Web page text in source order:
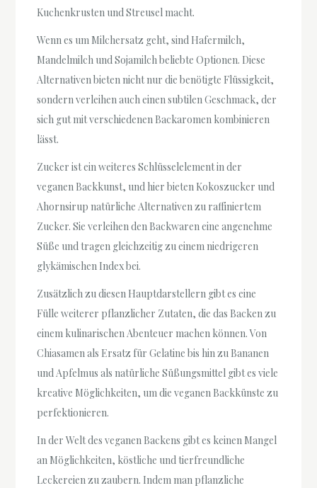
Kuchenkrusten und Streusel macht.
Wenn es um Milchersatz geht, sind Hafermilch,
Mandelmilch und Sojamilch beliebte Optionen. Diese
Alternativen bieten nicht nur die benötigte Flüssigkeit,
sondern verleihen auch einen subtilen Geschmack, der
sich gut mit verschiedenen Backaromen kombinieren
lässt.
Zucker ist ein weiteres Schlüsselelement in der
veganen Backkunst, und hier bieten Kokoszucker und
Ahornsirup natürliche Alternativen zu raffiniertem
Zucker. Sie verleihen den Backwaren eine angenehme
Süße und tragen gleichzeitig zu einem niedrigeren
glykämischen Index bei.
Zusätzlich zu diesen Hauptdarstellern gibt es eine
Fülle weiterer pflanzlicher Zutaten, die das Backen zu
einem kulinarischen Abenteuer machen können. Von
Chiasamen als Ersatz für Gelatine bis hin zu Bananen
und Apfelmus als natürliche Süßungsmittel gibt es viele
kreative Möglichkeiten, um die veganen Backkünste zu
perfektionieren.
In der Welt des veganen Backens gibt es keinen Mangel
an Möglichkeiten, köstliche und tierfreundliche
Leckereien zu zaubern. Indem man pflanzliche